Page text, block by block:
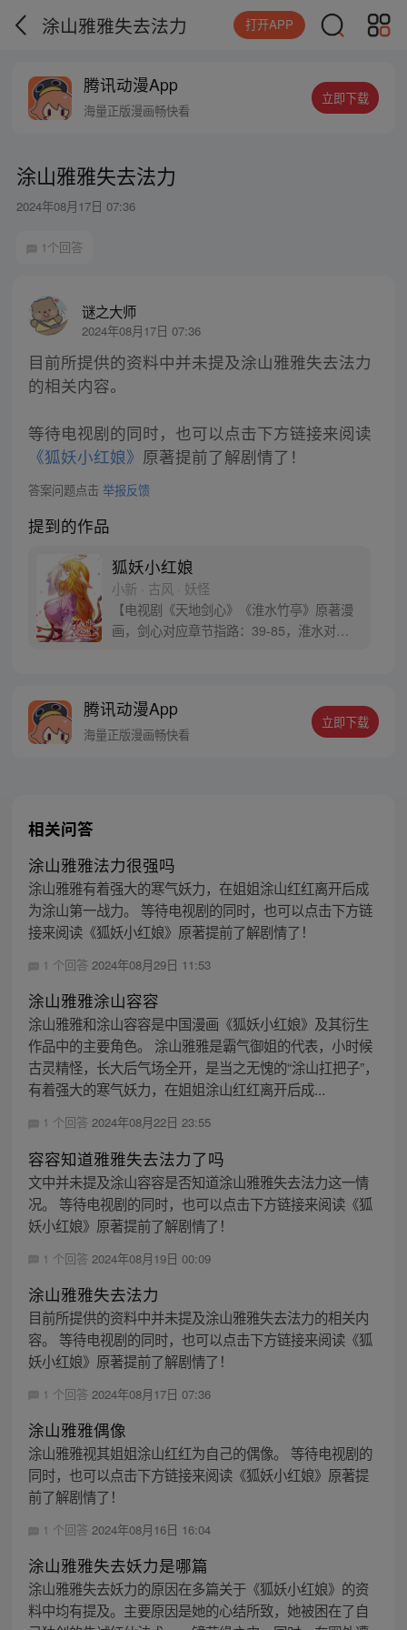
涂山雅雅失去法力 打开APP
腾讯动漫App
海量正版漫画畅快看
立即下载
涂山雅雅失去法力
2024年08月17日 07:36
1个回答
谜之大师
2024年08月17日 07:36
目前所提供的资料中并未提及涂山雅雅失去法力
的相关内容。
等待电视剧的同时，也可以点击下方链接来阅读
《狐妖小红娘》 原著提前了解剧情了！
答案问题点击 举报反馈
提到的作品
狐妖小红娘
小新 · 古风 · 妖怪
【电视剧《天地剑心》《淮水竹亭》原著漫
画，剑心对应章节指路：39-85，淮水对应
腾讯动漫App
海量正版漫画畅快看
立即下载
相关问答
涂山雅雅法力很强吗
涂山雅雅有着强大的寒气妖力，在姐姐涂山红红离开后成
为涂山第一战力。 等待电视剧的同时，也可以点击下方链
接来阅读《狐妖小红娘》原著提前了解剧情了！
1 个回答 2024年08月29日 11:53
涂山雅雅涂山容容
涂山雅雅和涂山容容是中国漫画《狐妖小红娘》及其衍生
作品中的主要角色。 涂山雅雅是霸气御姐的代表，小时候
古灵精怪，长大后气场全开，是当之无愧的“涂山扛把子”，
有着强大的寒气妖力，在姐姐涂山红红离开后成...
1 个回答 2024年08月22日 23:55
容容知道雅雅失去法力了吗
文中并未提及涂山容容是否知道涂山雅雅失去法力这一情
况。 等待电视剧的同时，也可以点击下方链接来阅读《狐
妖小红娘》原著提前了解剧情了！
1 个回答 2024年08月19日 00:09
涂山雅雅失去法力
目前所提供的资料中并未提及涂山雅雅失去法力的相关内
容。 等待电视剧的同时，也可以点击下方链接来阅读《狐
妖小红娘》原著提前了解剧情了！
1 个回答 2024年08月17日 07:36
涂山雅雅偶像
涂山雅雅视其姐姐涂山红红为自己的偶像。 等待电视剧的
同时，也可以点击下方链接来阅读《狐妖小红娘》原著提
前了解剧情了！
1 个回答 2024年08月16日 16:04
涂山雅雅失去妖力是哪篇
涂山雅雅失去妖力的原因在多篇关于《狐妖小红娘》的资
料中均有提及。主要原因是她的心结所致，她被困在了自